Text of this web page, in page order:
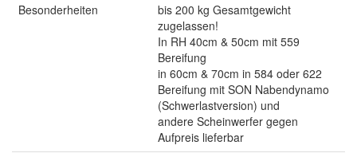
Besonderheiten
bis 200 kg Gesamtgewicht
zugelassen!
In RH 40cm & 50cm mit 559
Bereifung
in 60cm & 70cm in 584 oder 622
Bereifung mit SON Nabendynamo
(Schwerlastversion) und
andere Scheinwerfer gegen
Aufpreis lieferbar